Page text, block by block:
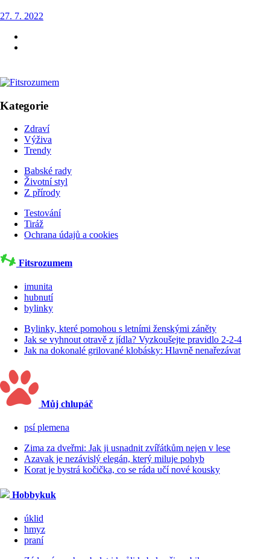
27. 7. 2022
Kategorie
Zdraví
Výživa
Trendy
Babské rady
Životní styl
Z přírody
Testování
Tiráž
Ochrana údajů a cookies
Fitsrozumem
imunita
hubnutí
bylinky
Bylinky, které pomohou s letními ženskými záněty
Jak se vyhnout otravě z jídla? Vyzkoušejte pravidlo 2-2-4
Jak na dokonalé grilované klobásky: Hlavně nenařezávat
Můj chlupáč
psí plemena
Zima za dveřmi: Jak ji usnadnit zvířátkům nejen v lese
Azavak je nezávislý elegán, který miluje pohyb
Korat je bystrá kočička, co se ráda učí nové kousky
Hobbykuk
úklid
hmyz
praní